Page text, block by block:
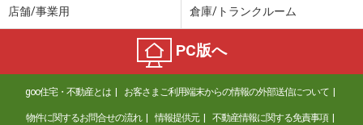
店舗/事業用 倉庫/トランクルーム
PC版へ
goo住宅・不動産とは お客さまご利用端末からの情報の外部送信について
物件に関するお問合せの流れ 情報提供元 不動産情報に関する免責事項